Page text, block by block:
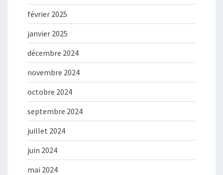
février 2025
janvier 2025
décembre 2024
novembre 2024
octobre 2024
septembre 2024
juillet 2024
juin 2024
mai 2024